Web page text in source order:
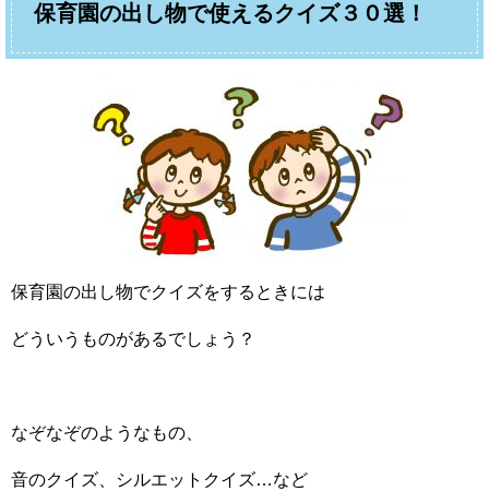
保育園の出し物で使えるクイズ３０選！
保育園の出し物でクイズをするときには
どういうものがあるでしょう？
なぞなぞのようなもの、
音のクイズ、シルエットクイズ…など